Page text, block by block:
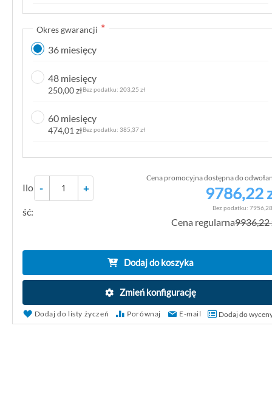
Okres gwarancji
36 miesięcy
48 miesięcy
250,00 zł 203,25 zł
60 miesięcy
474,01 zł 385,37 zł
Ilo
ść:
- +
Cena promocyjna dostępna do
9786,22
7956,28
Cena regularna9936,22
Dodaj do koszyka
Zmień konfigurację
Dodaj do listy życzeń Porównaj E-mail Dodaj do